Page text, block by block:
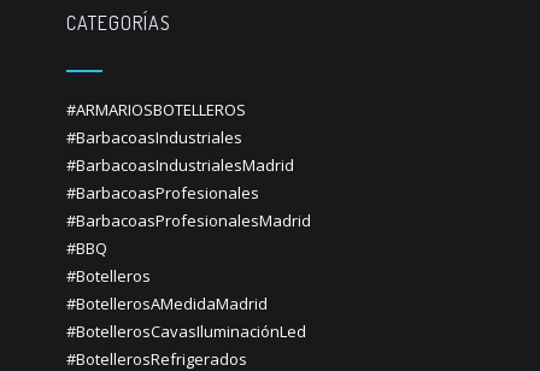
CATEGORÍAS
#ARMARIOSBOTELLEROS
#BarbacoasIndustriales
#BarbacoasIndustrialesMadrid
#BarbacoasProfesionales
#BarbacoasProfesionalesMadrid
#BBQ
#Botelleros
#BotellerosAMedidaMadrid
#BotellerosCavasIluminaciónLed
#BotellerosRefrigerados